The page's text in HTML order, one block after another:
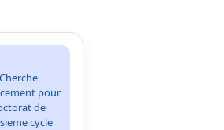
Cherche
pour
de
cycle